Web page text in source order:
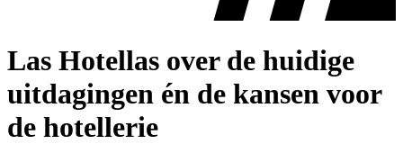
Las Hotellas over de huidige
uitdagingen én de kansen voor
de hotellerie